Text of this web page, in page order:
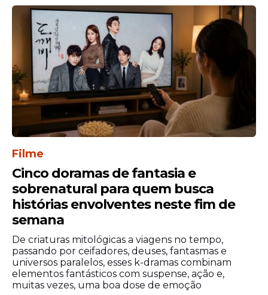
Se possível, evite atividades intensas e
permita que o corpo se recupere em seu
próprio ritmo.
Banho morno e
ventilação
Um banho morno ajuda a ativar a
Filme
Cinco doramas de fantasia e
sobrenatural para quem busca
histórias envolventes neste fim de
semana
De criaturas mitológicas a viagens no tempo,
passando por ceifadores, deuses, fantasmas e
universos paralelos, esses k-dramas combinam
elementos fantásticos com suspense, ação e,
muitas vezes, uma boa dose de emoção